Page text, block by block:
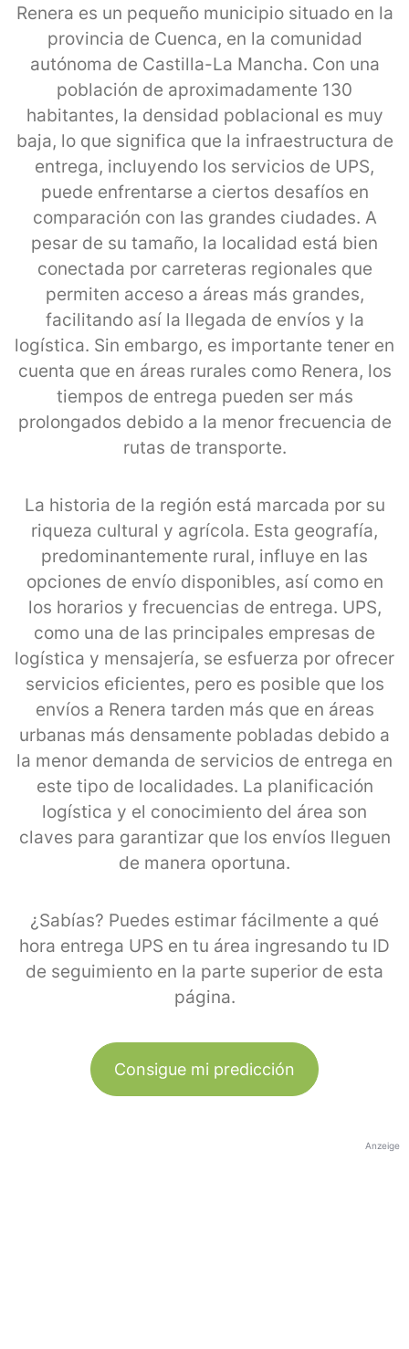
Renera es un pequeño municipio situado en la
provincia de Cuenca, en la comunidad
autónoma de Castilla-La Mancha. Con una
población de aproximadamente 130
habitantes, la densidad poblacional es muy
baja, lo que significa que la infraestructura de
entrega, incluyendo los servicios de UPS,
puede enfrentarse a ciertos desafíos en
comparación con las grandes ciudades. A
pesar de su tamaño, la localidad está bien
conectada por carreteras regionales que
permiten acceso a áreas más grandes,
facilitando así la llegada de envíos y la
logística. Sin embargo, es importante tener en
cuenta que en áreas rurales como Renera, los
tiempos de entrega pueden ser más
prolongados debido a la menor frecuencia de
rutas de transporte.
La historia de la región está marcada por su
riqueza cultural y agrícola. Esta geografía,
predominantemente rural, influye en las
opciones de envío disponibles, así como en
los horarios y frecuencias de entrega. UPS,
como una de las principales empresas de
logística y mensajería, se esfuerza por ofrecer
servicios eficientes, pero es posible que los
envíos a Renera tarden más que en áreas
urbanas más densamente pobladas debido a
la menor demanda de servicios de entrega en
este tipo de localidades. La planificación
logística y el conocimiento del área son
claves para garantizar que los envíos lleguen
de manera oportuna.
¿Sabías? Puedes estimar fácilmente a qué
hora entrega UPS en tu área ingresando tu ID
de seguimiento en la parte superior de esta
página.
Consigue mi predicción
Anzeige